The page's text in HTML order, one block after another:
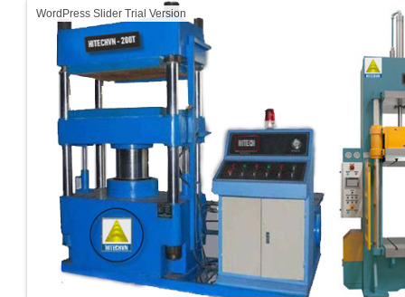
WordPress Slider Trial Version